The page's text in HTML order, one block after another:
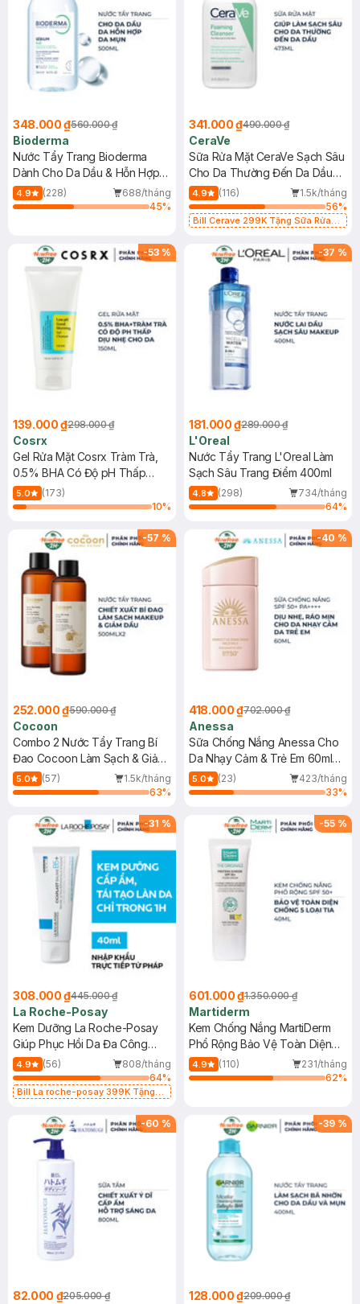
348.000 ₫560.000 ₫
Bioderma
Nước Tẩy Trang Bioderma
Dành Cho Da Dầu & Hỗn Hợp
500ml
4.9 (228)
688/tháng
45%
341.000 ₫490.000 ₫
CeraVe
Sữa Rửa Mặt CeraVe Sạch Sâu
Cho Da Thường Đến Da Dầu
473ml
4.9 (116)
1.5k/tháng
56%
Bill Cerave 299K Tặng Sữa Rửa
-53 %
139.000 ₫298.000 ₫
Cosrx
Gel Rửa Mặt Cosrx Tràm Trà,
0.5% BHA Có Độ pH Thấp
150ml
5.0
(173)
10%
-37 %
181.000 ₫289.000 ₫
L'Oreal
Nước Tẩy Trang L'Oreal Làm
Sạch Sâu Trang Điểm 400ml
4.8 (298)
734/tháng
64%
-57 %
252.000 ₫590.000 ₫
Cocoon
Combo 2 Nước Tẩy Trang Bí
Đao Cocoon Làm Sạch & Giảm
Dầu 500ml
5.0 (57)
1.5k/tháng
63%
-40 %
418.000 ₫702.000 ₫
Anessa
Sữa Chống Nắng Anessa Cho
Da Nhạy Cảm & Trẻ Em 60ml
(Mới)
5.0 (23)
423/tháng
33%
-31 %
308.000 ₫445.000 ₫
La Roche-Posay
Kem Dưỡng La Roche-Posay
Giúp Phục Hồi Da Đa Công
Dụng 40ml
4.9 (56)
808/tháng
64%
Bill La roche-posay 399K Tặng
(SL có hạn)
-55 %
601.000 ₫1.350.000 ₫
Martiderm
Kem Chống Nắng MartiDerm
Phổ Rộng Bảo Vệ Toàn Diện
40ml
4.9 (110)
231/tháng
62%
-60 %
82.000 ₫205.000 ₫
-39 %
128.000 ₫209.000 ₫